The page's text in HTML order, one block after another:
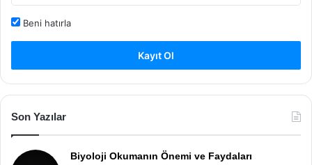
Beni hatırla
Kayıt Ol
Son Yazılar
Biyoloji Okumanın Önemi ve Faydaları